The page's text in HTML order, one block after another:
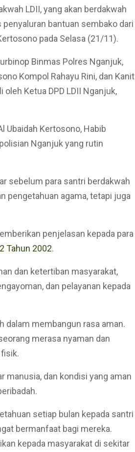
LDII, yang akan berdakwah
bantuan sembako dari
pada Selasa (21/11).
Binmas Polres Nganjuk,
Kompol Rahayu Rini, dan Kanit
Ketua DPD LDII Nganjuk,
Ubaidah Kertosono, Habib
Nganjuk yang rutin
sebelum para santri berdakwah
pengetahuan agama, tetapi juga
penjelasan kepada para
Tahun 2002.
dan ketertiban masyarakat,
dan pelayanan kepada
dalam membangun rasa aman.
merasa nyaman dan
manusia, dan kondisi yang aman
setiap bulan kepada santri
bermanfaat bagi mereka.
kepada masyarakat di sekitar